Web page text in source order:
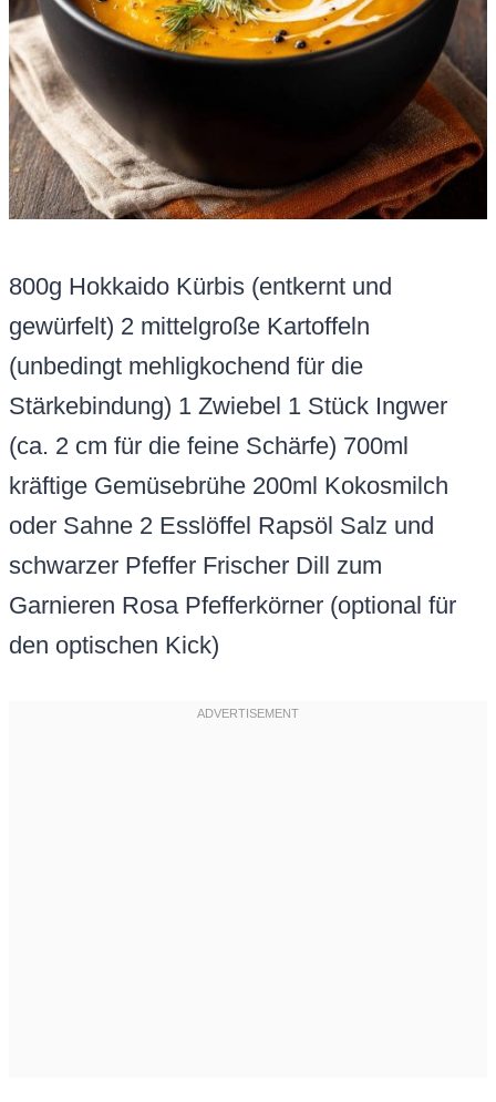
800g Hokkaido Kürbis (entkernt und
gewürfelt) 2 mittelgroße Kartoffeln
(unbedingt mehligkochend für die
Stärkebindung) 1 Zwiebel 1 Stück Ingwer
(ca. 2 cm für die feine Schärfe) 700ml
kräftige Gemüsebrühe 200ml Kokosmilch
oder Sahne 2 Esslöffel Rapsöl Salz und
schwarzer Pfeffer Frischer Dill zum
Garnieren Rosa Pfefferkörner (optional für
den optischen Kick)